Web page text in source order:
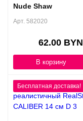
Nude Shaw
Арт. 582020
62.00 BYN
В корзину